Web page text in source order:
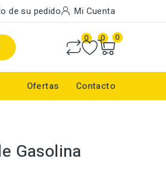
de su pedido Mi Cuenta
0 0 0
Ofertas Contacto
Gasolina